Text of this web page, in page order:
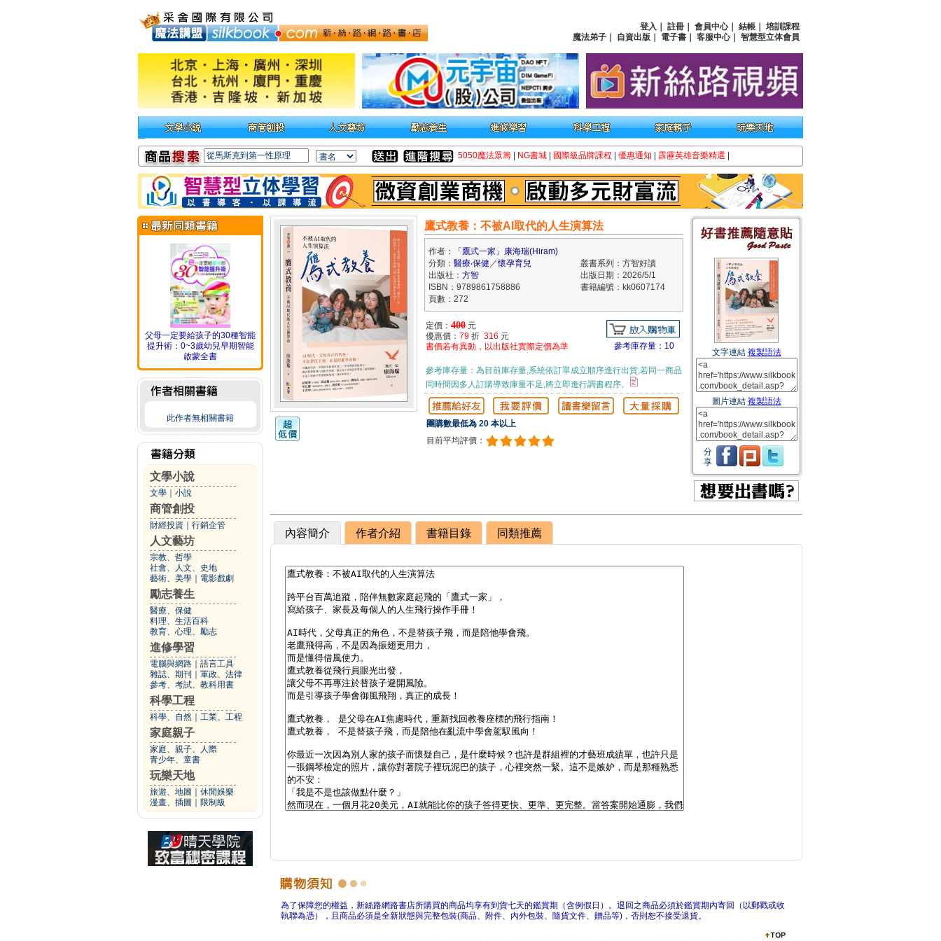
登入 註冊 會員中心｜ 結帳
培訓課程
魔法弟子
自資出版 電子書 客服中心｜ 智慧型立体會員
5050魔法眾籌 NG書城 國際級品牌課程 優惠通知 霹靂英雄音樂精選
父母一定要給孩子的30種智能
提升術：0~3歲幼兒早期智能
啟蒙全書
此作者無相關書籍
文學小說
文學 小說
商管創投
財經投資 行銷企管
人文藝坊
宗教、哲學
社會、人文、史地
藝術、美學
電影戲劇
勵志養生
醫療、保健
料理、生活百科
教育、心理、勵志
進修學習
電腦與網路
語言工具
雜誌、期刊
軍政、法律
參考、考試、教科用書
科學工程
科學、自然 工業、工程
家庭親子
家庭、親子、人際
青少年、童書
玩樂天地
旅遊、地圖
休閒娛樂
漫畫、插圖
限制級
鷹式教養：不被AI取代的人生演算法
作者：
「鷹式一家」康海瑞(Hiram)
分類： 醫療‧保健 ／懷孕育兒
叢書系列：方智好讀
出版社： 方智
出版日期：2026/5/1
ISBN：9789861758886
書籍編號：kk0607174
頁數：272
定價： 400 元
優惠價： 79 折 316 元
書價若有異動，以出版社實際定價為準
參考庫存量：10
參考庫存量：為目前庫存量,系統依訂單成立順序進行出貨,若同一商品
同時間因多人訂購導致庫量不足,將立即進行調書程序。
團購數最低為 20 本以上
目前平均評價：
文字連結 複製語法
圖片連結 複製語法
分
享
內容簡介 作者介紹 書籍目錄 同類推薦
為了保障您的權益，新絲路網路書店所購買的商品均享有到貨七天的鑑賞期（含例假日）。退回之商品必須於鑑賞期內寄回（以郵戳或收
執聯為憑），且商品必須是全新狀態與完整包裝(商品、附件、內外包裝、隨貨文件、贈品等)，否則恕不接受退貨。